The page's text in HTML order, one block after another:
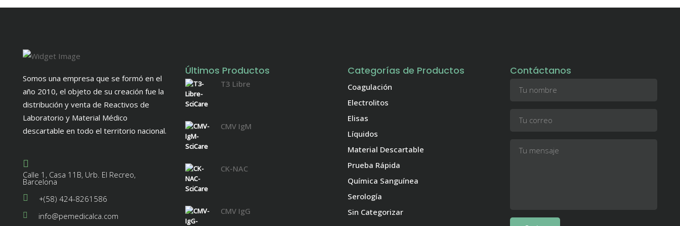
Somos una empresa que se formó en el
año 2010, el objeto de su creación fue la
distribución y venta de Reactivos de
Laboratorio y Material Médico
descartable en todo el territorio nacional.
Calle 1, Casa 11B, Urb. El Recreo,
Barcelona
+(58) 424-8261586
info@pemedicalca.com
Últimos Productos
T3 Libre
CMV IgM
CK-NAC
CMV IgG
Categorías de Productos
Coagulación
Electrolitos
Elisas
Líquidos
Material Descartable
Prueba Rápida
Química Sanguínea
Serología
Sin Categorizar
Contáctanos